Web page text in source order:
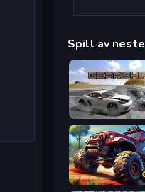
Spill av neste
Gearshift One
Offroad Island